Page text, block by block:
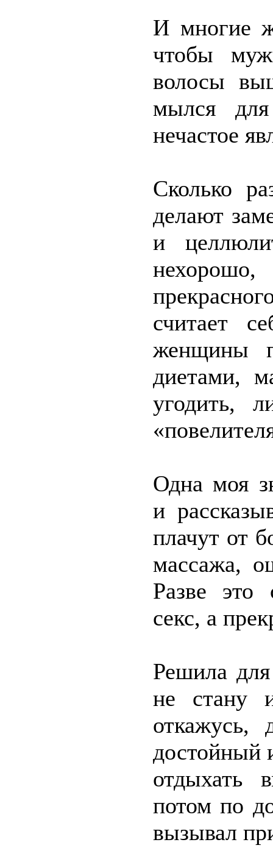
И многие
чтобы
волосы
мылся
нечастое
Сколько
делают
и
нехорошо,
считает
женщины
диетами,
угодить,
Одна моя
и
плачут от
массажа,
Разве это
секс, а
Решила
не стану
откажусь,
достойный
отдыхать
потом по
вызывал